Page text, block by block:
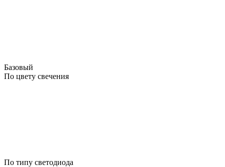
Базовый
По цвету свечения
По типу светодиода